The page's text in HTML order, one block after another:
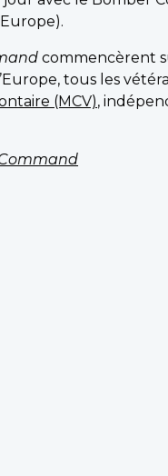
commencèrent
tous les
(MCV),